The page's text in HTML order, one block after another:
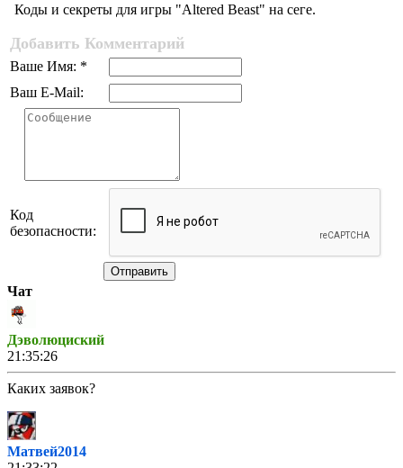
Коды и секреты для игры "Altered Beast" на сеге.
Добавить Комментарий
Ваше Имя: *
Ваш E-Mail:
Код
безопасности:
Отправить
Чат
Дэволюциский
21:35:26
Каких заявок?
Матвей2014